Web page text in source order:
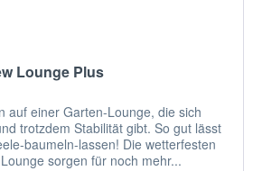
Lounge Plus
auf einer Garten-Lounge, die sich
trotzdem Stabilität gibt. So gut lässt
baumeln-lassen! Die wetterfesten
sorgen für noch mehr...